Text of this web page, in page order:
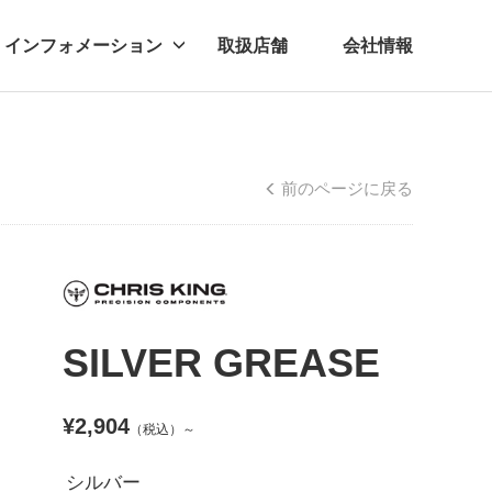
インフォメーション 取扱店舗 会社情報
前のページに戻る
SILVER GREASE
¥2,904 （税込）～
シルバー